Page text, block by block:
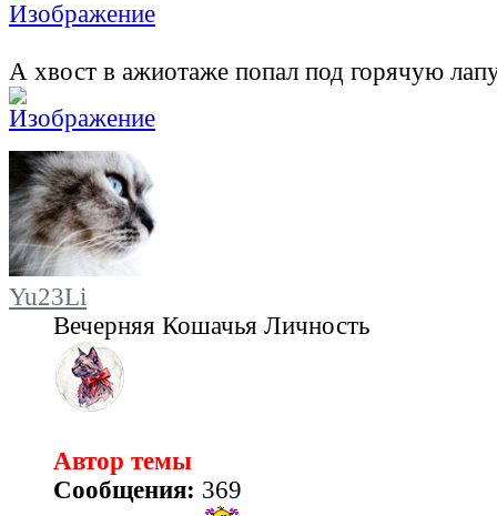
А хвост в ажиотаже попал под горячую
Yu23Li
Вечерняя Кошачья Личность
Автор темы
Сообщения: 369